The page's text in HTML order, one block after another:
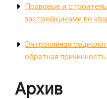
Правовые и
застройщиками по
Энтропийная
обратная
Архив